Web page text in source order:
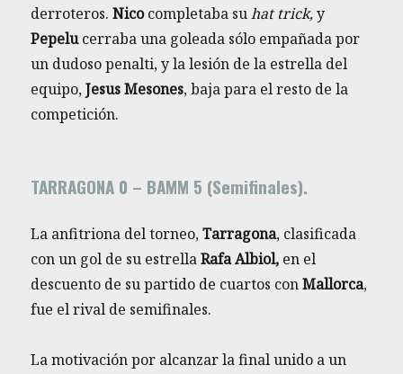
derroteros.Nicocompletaba suhat trick,y
Pepelucerraba una goleada sólo empañada por
un dudoso penalti, y la lesión de la estrella del
equipo,Jesus Mesones, baja para el resto de la
competición.
TARRAGONA 0 – BAMM 5 (Semifinales).
La anfitriona del torneo,Tarragona, clasificada
con un gol de su estrellaRafa Albiol, en el
descuento de su partido de cuartos conMallorca,
fue el rival de semifinales.
La motivación por alcanzar la final unido a un